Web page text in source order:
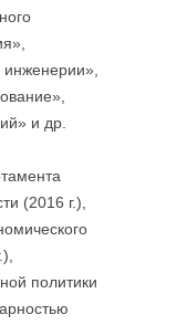
и др.
(2016 г.),
политики